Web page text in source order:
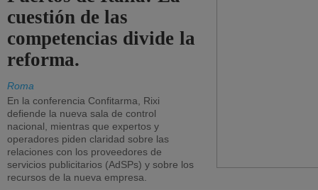
cuestión de las
competencias divide la
reforma.
Roma
En la conferencia Confitarma, Rixi
defiende la nueva sala de control
nacional, mientras que expertos y
operadores piden claridad sobre las
relaciones con los proveedores de
servicios publicitarios (AdSPs) y sobre los
recursos de la nueva empresa.